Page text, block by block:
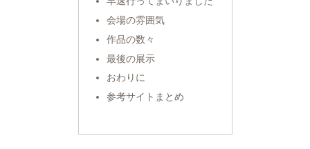
会場の雰囲気
作品の数々
最後の展示
おわりに
参考サイトまとめ